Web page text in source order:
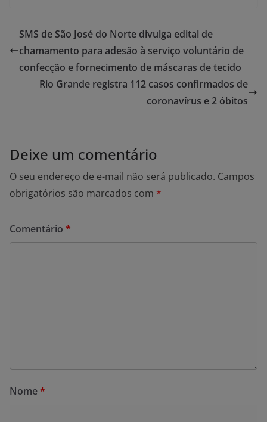
SMS de São José do Norte divulga edital de
chamamento para adesão à serviço voluntário de
confecção e fornecimento de máscaras de tecido
Rio Grande registra 112 casos confirmados de
coronavírus e 2 óbitos
Deixe um comentário
O seu endereço de e-mail não será publicado. Campos
obrigatórios são marcados com *
Comentário *
Nome*